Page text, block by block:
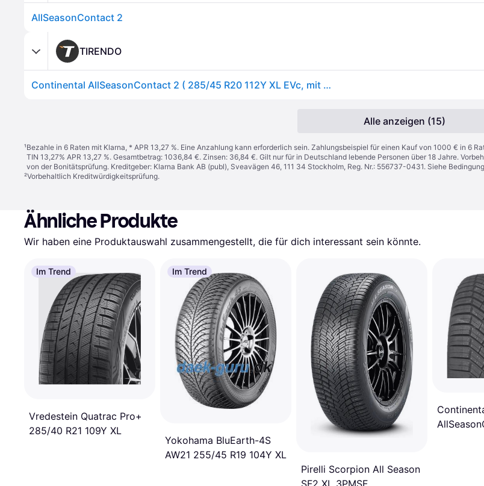
AllSeasonContact 2
TIRENDO
Continental AllSeasonContact 2 ( 285/45 R20 112Y XL EVc, mit Felgenrippe )
Alle anzeigen (15)
¹Bezahle in 6 Raten mit Klarna, * APR 13,27 %. Eine Anzahlung kann erforderlich sein. Zahlungsbeispiel für einen Kauf von 1000 € in 6
TIN 13,27% APR 13,27 %. Gesamtbetrag: 1036,84 €. Zinsen: 36,84 €. Gilt nur für in Deutschland lebende Personen über 18 Jahre.
von der Bonitätsprüfung. Kreditgeber: Klarna Bank AB (publ), Sveavägen 46, 111 34 Stockholm, Reg. Nr.: 556737-0431. Siehe
²Vorbehaltlich Kreditwürdigkeitsprüfung.
Ähnliche Produkte
Wir haben eine Produktauswahl zusammengestellt, die für dich interessant sein könnte.
Im Trend
Vredestein Quatrac Pro+
285/40 R21 109Y XL
Im Trend
Yokohama BluEarth-4S
AW21 255/45 R19 104Y XL
Pirelli Scorpion All Season